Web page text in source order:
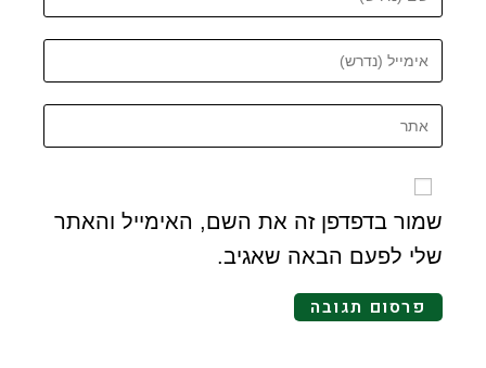
שמור בדפדפן זה את השם, האימייל והאתר
שלי לפעם הבאה שאגיב.